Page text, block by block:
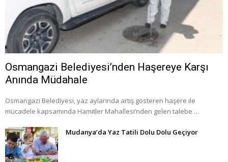
Osmangazi Belediyesi’nden Haşereye Karşı
Anında Müdahale
Osmangazi Belediyesi, yaz aylarında artış gösteren haşere ile
mücadele kapsamında Hamitler Mahallesi’nden gelen talebe …
Mudanya’da Yaz Tatili Dolu Dolu Geçiyor